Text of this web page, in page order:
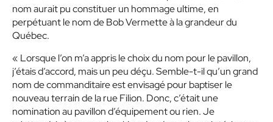
nom aurait pu constituer un hommage ultime, en
perpétuant le nom de Bob Vermette à la grandeur du
Québec.
« Lorsque l’on m’a appris le choix du nom pour le pavillon,
j’étais d’accord, mais un peu déçu. Semble-t-il qu’un grand
nom de commanditaire est envisagé pour baptiser le
nouveau terrain de la rue Filion. Donc, c’était une
nomination au pavillon d’équipement ou rien. Je